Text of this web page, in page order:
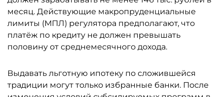
месяц. Действующие макропруденциальные
лимиты (МПЛ) регулятора предполагают, что
платёж по кредиту не должен превышать
половину от среднемесячного дохода.
Выдавать льготную ипотеку по сложившейся
традиции могут только избранные банки. После